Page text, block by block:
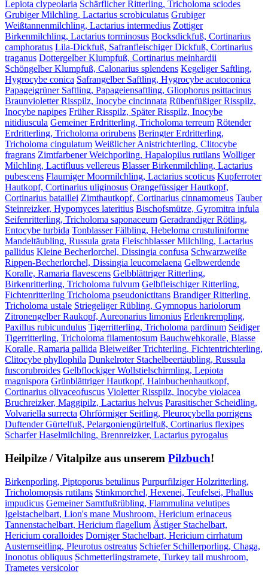
Lepiota clypeolaria Schärflicher Ritterling, Tricholoma sciodes
Grubiger Milchling, Lactarius scrobiculatus Grubiger
Weißtannenmilchling, Lactarius intermedius Zottiger
Birkenmilchling, Lactarius torminosus Bocksdickfuß, Cortinarius
camphoratus Lila-Dickfuß, Safranfleischiger Dickfuß, Cortinarius
traganus Dottergelber Klumpfuß, Cortinarius meinhardii
Schöngelber Klumpfuß, Calonarius splendens Kegeliger Saftling,
Hygrocybe conica Safrangelber Saftling, Hygrocybe acutoconica
Papageigrüner Saftling, Papageiensaftling, Gliophorus psittacinus
Braunvioletter Risspilz, Inocybe cincinnata Rübenfüßiger Risspilz,
Inocybe napipes Früher Risspilz, Später Risspilz, Inocybe
nitidiuscula Gemeiner Erdritterling, Tricholoma terreum Rötender
Erdritterling, Tricholoma orirubens Beringter Erdritterling,
Tricholoma cingulatum Weißlicher Anistrichterling, Clitocybe
fragrans Zimtfarbener Weichporling, Hapalopilus rutilans Wolliger
Milchling, Lactifluus vellereus Blasser Birkenmilchling, Lactarius
pubescens Flaumiger Moormilchling, Lactarius scoticus Kupferroter
Hautkopf, Cortinarius uliginosus Orangefüssiger Hautkopf,
Cortinarius bataillei Zimthautkopf, Cortinarius cinnamomeus Tauber
Steinreizker, Hypomyces lateritius Bischofsmütze, Gyromitra infula
Seifenritterling, Tricholoma saponaceum Geradrandiger Rötling,
Entocybe turbida Tonblasser Fälbling, Hebeloma crustuliniforme
Mandeltäubling, Russula grata Fleischblasser Milchling, Lactarius
pallidus Kleine Becherlorchel, Dissingia confusa Schwarzweiße
Rippen-Becherlorchel, Dissingia leucomelaena Gelbwerdende
Koralle, Ramaria flavescens Gelbblättriger Ritterling,
Birkenritterling, Tricholoma fulvum Gelbfleischiger Ritterling,
Fichtenritterling Tricholoma pseudonictitans Brandiger Ritterling,
Tricholoma ustale Striegeliger Rübling, Gymnopus hariolorum
Zitronengelber Raukopf, Aureonarius limonius Erlenkrempling,
Paxillus rubicundulus Tigerritterling, Tricholoma pardinum Seidiger
Tigerritterling, Tricholoma filamentosum Bauchwehkoralle, Blasse
Koralle, Ramaria pallida Bleiweißer Trichterling, Fichtentrichterling,
Clitocybe phyllophila Dunkelroter Stachelbeertäubling, Russula
fuscorubroides Gelbflockiger Wollstielschirmling, Lepiota
magnispora Grünblättriger Hautkopf, Hainbuchenhautkopf,
Cortinarius olivaceofuscus Violetter Risspilz, Inocybe violacea
Bruchreizker, Maggipilz, Lactarius helvus Parasitischer Scheidling,
Volvariella surrecta Ohrförmiger Seitling, Pleurocybella porrigens
Duftender Gürtelfuß, Pelargoniengürtelfuß, Cortinarius flexipes
Scharfer Haselmilchling, Brennreizker, Lactarius pyrogalus
Heilpilze / Vitalpilze aus unserem Pilzbuch!
Birkenporling, Piptoporus betulinus Purpurfilziger Holzritterling,
Tricholomopsis rutilans Stinkmorchel, Hexenei, Teufelsei, Phallus
impudicus Gemeiner Samtfußrübling, Flammulina velutipes
Igelstachelbart, Lion's mane Mushroom, Hericium erinaceus
Tannenstachelbart, Hericium flagellum Ästiger Stachelbart,
Hericium coralloides Dorniger Stachelbart, Hericium cirrhatum
Austernseitling, Pleurotus ostreatus Schiefer Schillerporling, Chaga,
Inonotus obliquus Schmetterlingstramete, Turkey tail mushroom,
Trametes versicolor